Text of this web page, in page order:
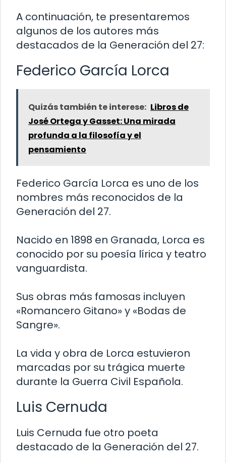
A continuación, te presentaremos
algunos de los autores más
destacados de la Generación del 27:
Federico García Lorca
Quizás también te interese: Libros de
José Ortega y Gasset: Una mirada
profunda a la filosofía y el
pensamiento
Federico García Lorca es uno de los
nombres más reconocidos de la
Generación del 27.
Nacido en 1898 en Granada, Lorca es
conocido por su poesía lírica y teatro
vanguardista.
Sus obras más famosas incluyen
«Romancero Gitano» y «Bodas de
Sangre».
La vida y obra de Lorca estuvieron
marcadas por su trágica muerte
durante la Guerra Civil Española.
Luis Cernuda
Luis Cernuda fue otro poeta
destacado de la Generación del 27.